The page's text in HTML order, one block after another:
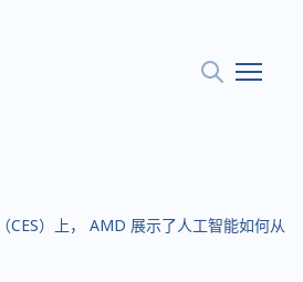
CES）上， AMD 展示了人工智能如何从